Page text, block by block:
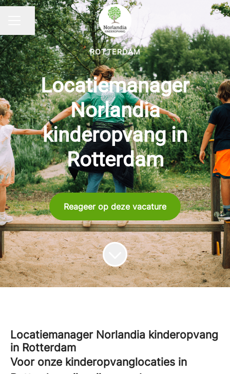
CARRIÈREMENU
Pagina delen
ROTTERDAM
Locatiemanager
Norlandia
kinderopvang in
Rotterdam
Reageer op deze vacature
Locatiemanager Norlandia kinderopvang
in Rotterdam
Voor onze kinderopvanglocaties in